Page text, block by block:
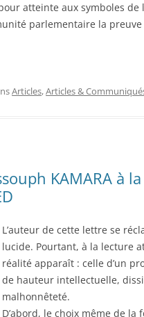
atteinte aux symboles de
parlementaire la
Articles,Articles &
KAMARA à
L’auteur de cette lettre se
lucide. Pourtant, à la lecture
réalité apparaît : celle d’un
de hauteur intellectuelle,
malhonnêteté.
D’abord, le choix même de